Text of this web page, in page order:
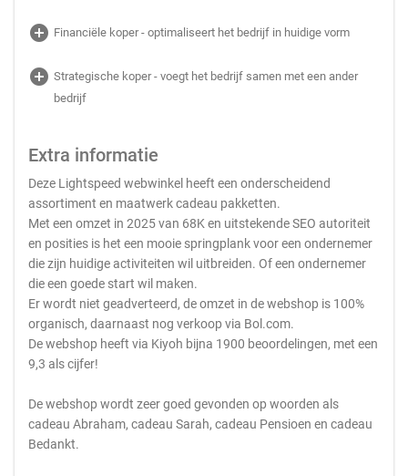
add_circle Financiële koper - optimaliseert het bedrijf in huidige vorm
add_circle Strategische koper - voegt het bedrijf samen met een ander
bedrijf
Extra informatie
Deze Lightspeed webwinkel heeft een onderscheidend
assortiment en maatwerk cadeau pakketten.
Met een omzet in 2025 van 68K en uitstekende SEO autoriteit
en posities is het een mooie springplank voor een ondernemer
die zijn huidige activiteiten wil uitbreiden. Of een ondernemer
die een goede start wil maken.
Er wordt niet geadverteerd, de omzet in de webshop is 100%
organisch, daarnaast nog verkoop via Bol.com.
De webshop heeft via Kiyoh bijna 1900 beoordelingen, met een
9,3 als cijfer!
De webshop wordt zeer goed gevonden op woorden als
cadeau Abraham, cadeau Sarah, cadeau Pensioen en cadeau
Bedankt.